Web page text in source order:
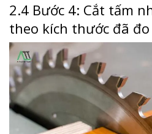
2.4 Bước 4: Cắt tấm
theo kích thước đã đo